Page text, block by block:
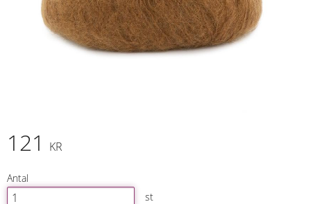
121 KR
Antal
st